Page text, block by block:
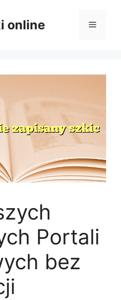
online Menu
Portali
bez